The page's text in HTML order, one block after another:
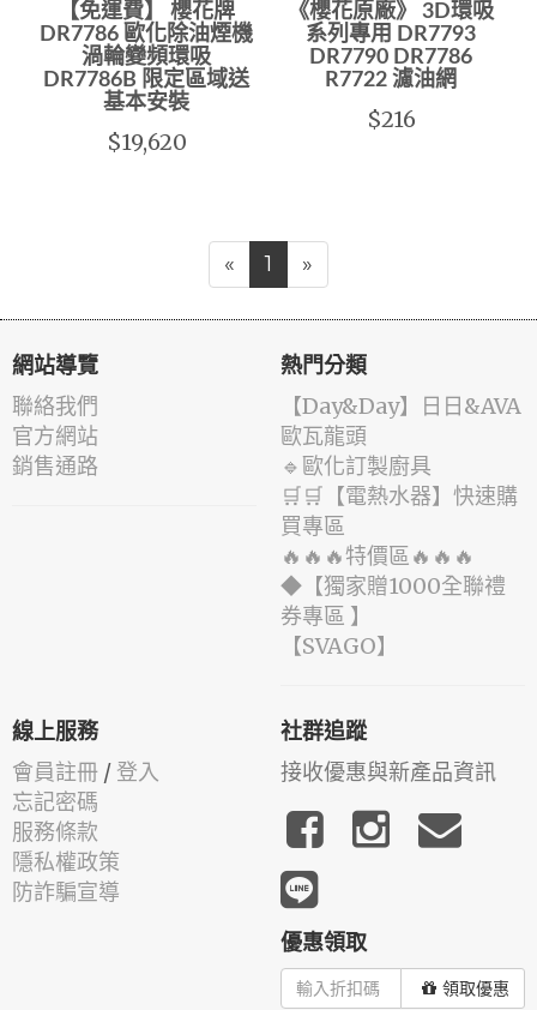
【免運費】 櫻花牌
DR7786 歐化除油煙機
渦輪變頻環吸
DR7786B 限定區域送
基本安裝
$19,620
《櫻花原廠》 3D環吸
系列專用 DR7793
DR7790 DR7786
R7722 濾油網
$216
« 1 »
網站導覽
聯絡我們
官方網站
銷售通路
熱門分類
️【Day&Day】️日日&AVA
歐瓦龍頭
🔹歐化訂製廚具
🛒🛒【電熱水器】快速購
買專區
🔥🔥🔥特價區🔥🔥🔥
◆【獨家贈1000全聯禮
券專區 】
️【SVAGO】️
線上服務
會員註冊 / 登入
忘記密碼
服務條款
隱私權政策
防詐騙宣導
社群追蹤
接收優惠與新產品資訊
優惠領取
領取優惠